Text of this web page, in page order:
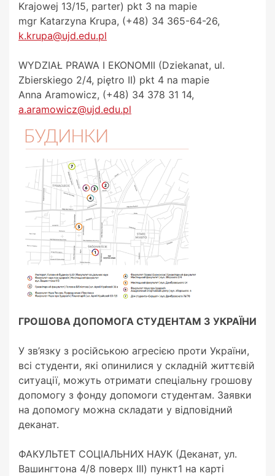
Krajowej 13/15, parter) pkt 3 na mapie
mgr Katarzyna Krupa, (+48) 34 365-64-26,
k.krupa@ujd.edu.pl
WYDZIAŁ PRAWA I EKONOMII (Dziekanat, ul.
Zbierskiego 2/4, piętro II) pkt 4 na mapie
Anna Aramowicz, (+48) 34 378 31 14,
a.aramowicz@ujd.edu.pl
ГРОШОВА ДОПОМОГА СТУДЕНТАМ З УКРАЇНИ
У зв’язку з російською агресією проти України,
всі студенти, які опинилися у складній життєвій
ситуації, можуть отримати спеціальну грошову
допомогу з фонду допомоги студентам. Заявки
на допомогу можна складати у відповідний
деканат.
ФАКУЛЬТЕТ СОЦІАЛЬНИХ НАУК (Деканат, ул.
Вашингтона 4/8 поверх III) пункт1 на карті